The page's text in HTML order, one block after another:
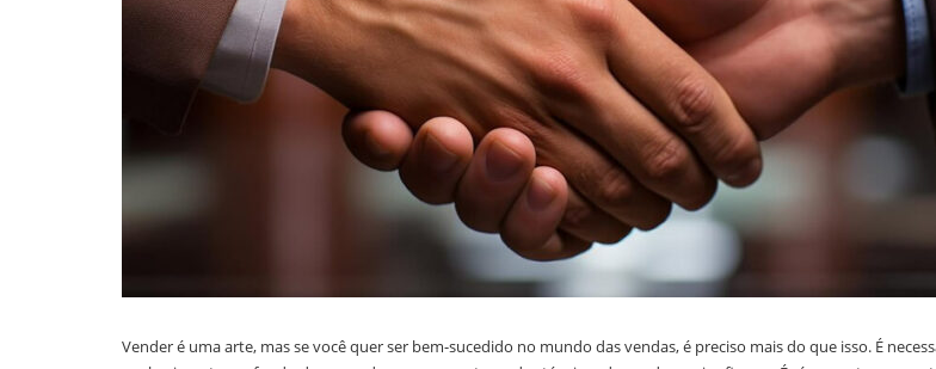
Vender é uma arte, mas se você quer ser bem-sucedido no mundo das vendas, é preciso mais do que isso. É